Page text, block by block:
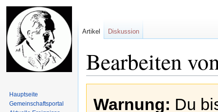
Bearbeiten
Navigation
springen
Suche
springen
Warnung: Du
Artikel Diskussion
Hauptseite
Gemeinschafts­portal